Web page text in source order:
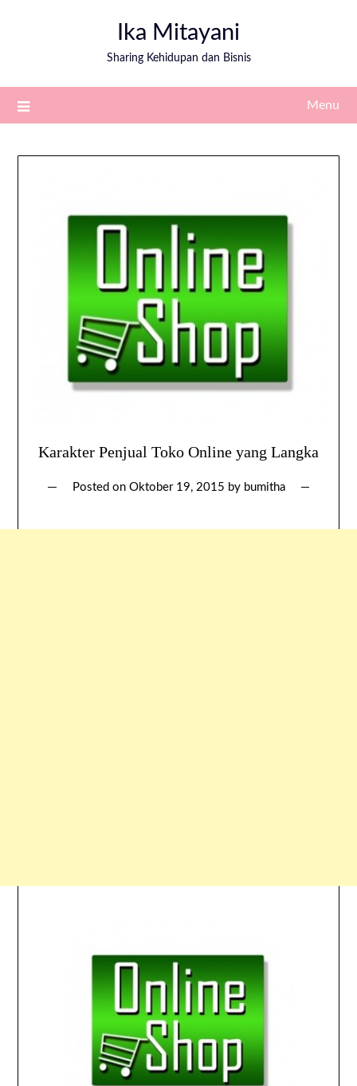
Ika Mitayani
Sharing Kehidupan dan Bisnis
Menu
Karakter Penjual Toko Online yang Langka
Posted on Oktober 19, 2015 by bumitha